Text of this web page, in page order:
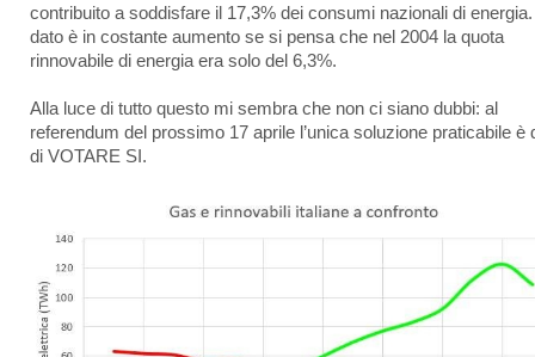
contribuito a soddisfare il 17,3% dei consumi nazionali di
dato è in costante aumento se si pensa che nel 2004 la quota
rinnovabile di energia era solo del 6,3%.
Alla luce di tutto questo mi sembra che non ci siano dubbi: al
referendum del prossimo 17 aprile l’unica soluzione praticabile è
di VOTARE SI.